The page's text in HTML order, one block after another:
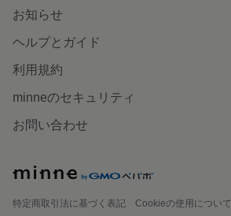
お知らせ
ヘルプとガイド
利用規約
minneのセキュリティ
お問い合わせ
特定商取引法に基づく表記
Cookieの使用について